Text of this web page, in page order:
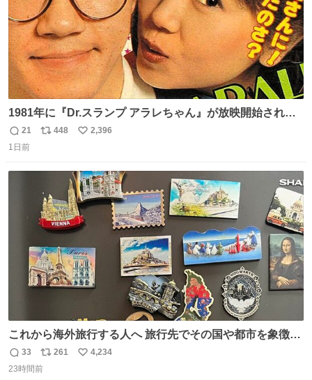
1981年に『Dr.スランプ アラレちゃん』が放映開始された
直後の鳥山明さんと、小山茉美さんです。
返
信
21
リ
数
448
い
数
2,396
1日前
これから海外旅行する人へ 旅行先でその国や都市を象徴す
る マグネットを買って欲しい。 僕は交換留学してた1年間
で20カ国回ったけど、旅行先で必ずマグネットを買い、今
返
信
33
リ
ポ
261
い
4,234
23時間前